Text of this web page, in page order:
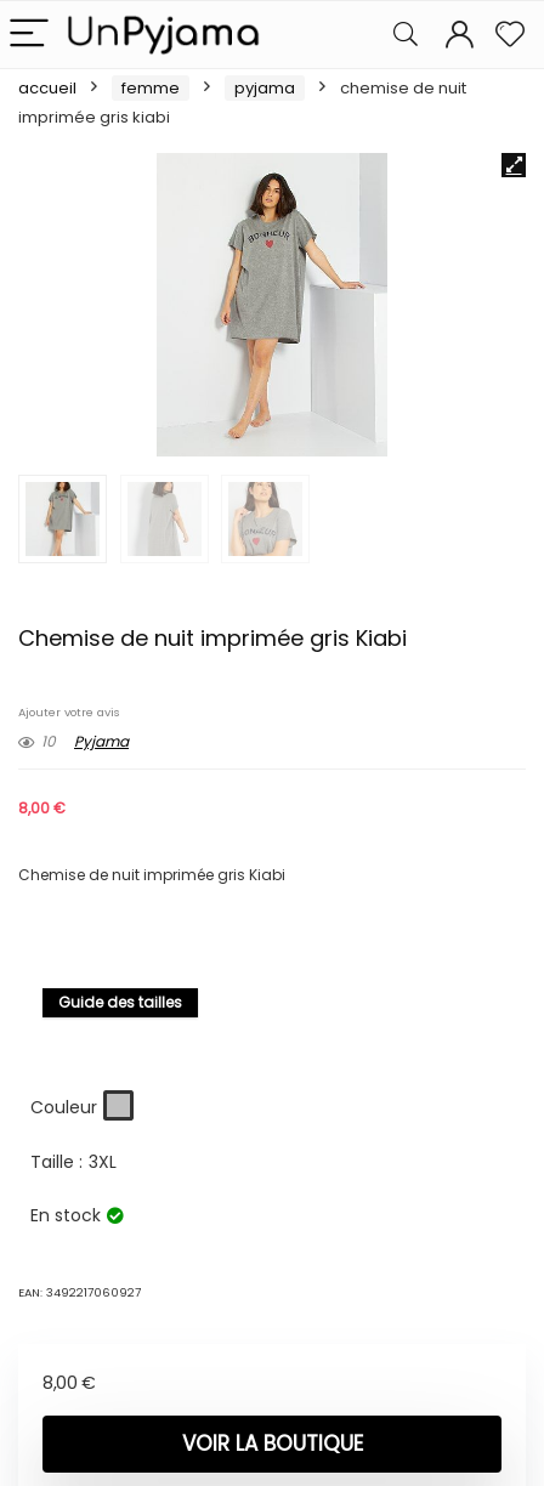
accueil femme pyjama
chemise de nuit
imprimée gris kiabi
Chemise de nuit imprimée gris Kiabi
Ajouter votre avis
10 Pyjama
8,00€
Chemise de nuit imprimée gris Kiabi
Guide des tailles
Couleur
Taille : 3XL
En stock
EAN: 3492217060927
8,00 €
VOIR LA BOUTIQUE